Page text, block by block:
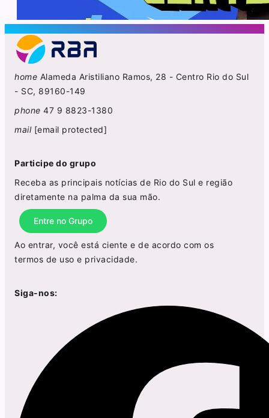
home Alameda Aristiliano Ramos, 28 - Centro Rio do Sul
- SC, 89160-149
phone 47 9 8823-1380
mail [email protected]
Participe do grupo
Receba as principais notícias de Rio do Sul e região
diretamente na palma da sua mão.
Entre no Grupo
Ao entrar, você está ciente e de acordo com os
termos de uso e privacidade.
Siga-nos: